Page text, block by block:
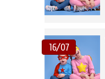
16/07